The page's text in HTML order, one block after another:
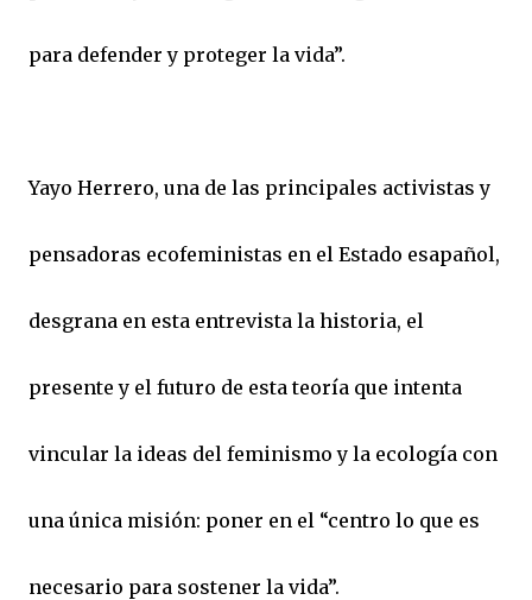
para defender y proteger la vida”.
Yayo Herrero, una de las principales activistas y
pensadoras ecofeministas en el Estado esapañol,
desgrana en esta entrevista la historia, el
presente y el futuro de esta teoría que intenta
vincular la ideas del feminismo y la ecología con
una única misión: poner en el “centro lo que es
necesario para sostener la vida”.